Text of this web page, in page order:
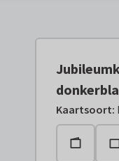
Kaartsoort: